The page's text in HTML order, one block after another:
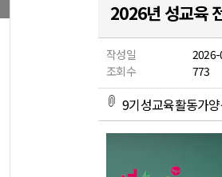
2026년 성교육
작성일 2026-
조회수
773
9기성교육활동가